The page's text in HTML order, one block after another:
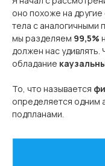
оно похоже на
тела с аналогичными
мы разделяем 99,5%
должен нас удивлять.
обладание
То, что называется
определяется одним
подпланами.